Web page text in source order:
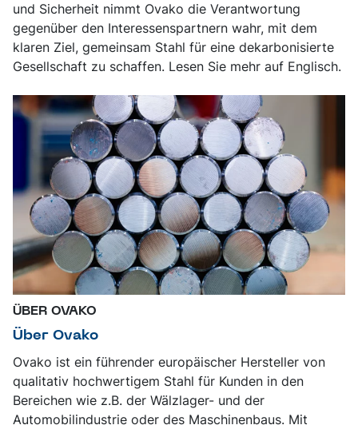
und Sicherheit nimmt Ovako die Verantwortung
gegenüber den Interessenspartnern wahr, mit dem
klaren Ziel, gemeinsam Stahl für eine dekarbonisierte
Gesellschaft zu schaffen. Lesen Sie mehr auf Englisch.
ÜBER OVAKO
Über Ovako
Ovako ist ein führender europäischer Hersteller von
qualitativ hochwertigem Stahl für Kunden in den
Bereichen wie z.B. der Wälzlager- und der
Automobilindustrie oder des Maschinenbaus. Mit